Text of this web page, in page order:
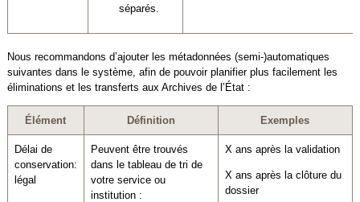
séparés.
Nous recommandons d’ajouter les métadonnées (semi-)automatiques
suivantes dans le système, afin de pouvoir planifier plus facilement les
éliminations et les transferts aux Archives de l’État :
Élément Définition Exemples
Délai de
conservation:
légal
Peuvent être trouvés
dans le tableau de tri de
votre service ou
institution :
X ans après la validation
X ans après la clôture du
dossier